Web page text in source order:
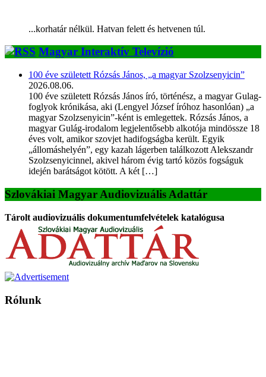
...korhatár nélkül. Hatvan felett és hetvenen túl.
Magyar Interaktív Televízió
100 éve született Rózsás János, „a magyar Szolzsenyicin”
2026.08.06.
100 éve született Rózsás János író, történész, a magyar Gulag-
foglyok krónikása, aki (Lengyel József íróhoz hasonlóan) „a
magyar Szolzsenyicin”-ként is emlegettek. Rózsás János, a
magyar Gulág-irodalom legjelentősebb alkotója mindössze 18
éves volt, amikor szovjet hadifogságba került. Egyik
„állomáshelyén”, egy kazah lágerben találkozott Alekszandr
Szolzsenyicinnel, akivel három évig tartó közös fogságuk
idején barátságot kötött. A két […]
Szlovákiai Magyar Audiovizuális Adattár
Tárolt audiovizuális dokumentumfelvételek katalógusa
Rólunk